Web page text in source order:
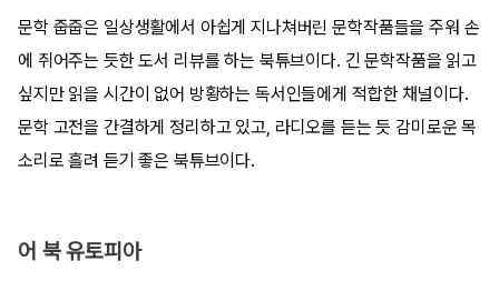
문학 줍줍은 일상생활에서 아쉽게 지나쳐버린 문학작품들을 주워 손
에 쥐어주는 듯한 도서 리뷰를 하는 북튜브이다. 긴 문학작품을 읽고
싶지만 읽을 시간이 없어 방황하는 독서인들에게 적합한 채널이다.
문학 고전을 간결하게 정리하고 있고, 라디오를 듣는 듯 감미로운 목
소리로 흘려 듣기 좋은 북튜브이다.
어 북 유토피아